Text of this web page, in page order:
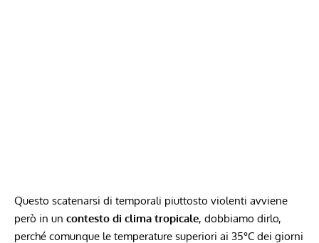
Questo scatenarsi di temporali piuttosto violenti avviene
però in un contesto di clima tropicale, dobbiamo dirlo,
perché comunque le temperature superiori ai 35°C dei giorni